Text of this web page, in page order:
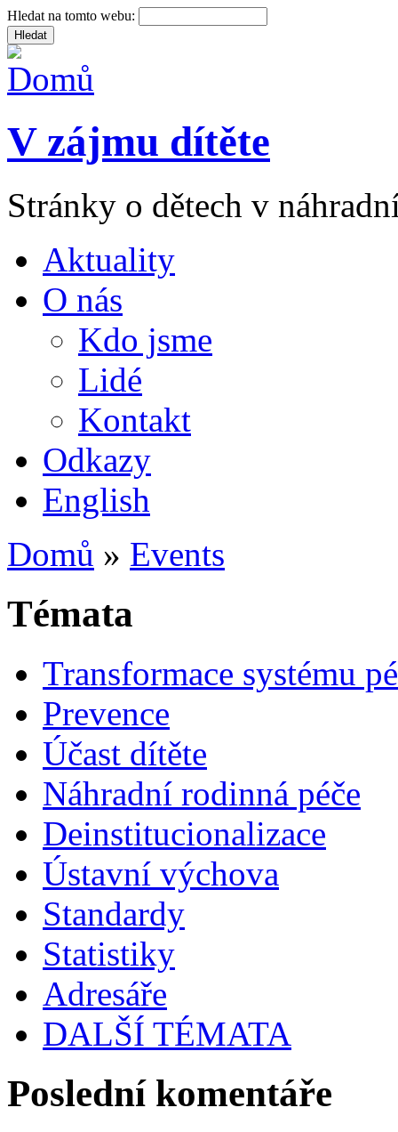
Hledat na tomto webu:
V zájmu dítěte
Stránky o dětech v
Aktuality
O nás
Kdo jsme
Lidé
Kontakt
Odkazy
English
Domů » Events
Témata
Transformace systému
Prevence
Účast dítěte
Náhradní rodinná péče
Deinstitucionalizace
Ústavní výchova
Standardy
Statistiky
Adresáře
DALŠÍ TÉMATA
Poslední komentáře